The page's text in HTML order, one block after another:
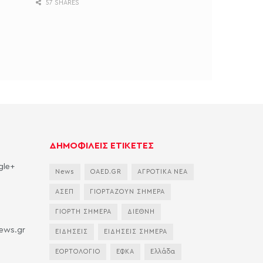
57 SHARES
ΔΗΜΟΦΙΛΕΙΣ ΕΤΙΚΕΤΕΣ
News OAED.GR ΑΓΡΟΤΙΚΑ ΝΕΑ
ΑΣΕΠ ΓΙΟΡΤΑΖΟΥΝ ΣΗΜΕΡΑ
ΓΙΟΡΤΗ ΣΗΜΕΡΑ ΔΙΕΘΝΗ
ΕΙΔΗΣΕΙΣ ΕΙΔΗΣΕΙΣ ΣΗΜΕΡΑ
ΕΟΡΤΟΛΟΓΙΟ ΕΦΚΑ Ελλάδα